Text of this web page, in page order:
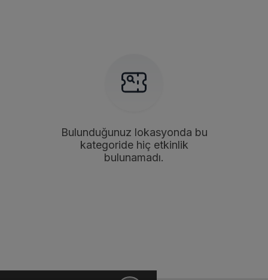
Bulunduğunuz lokasyonda bu
kategoride hiç etkinlik
bulunamadı.